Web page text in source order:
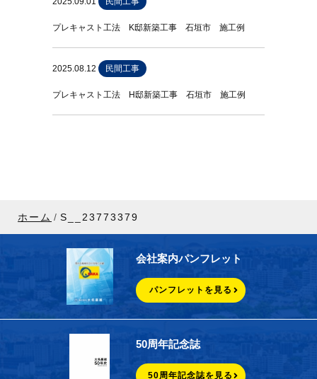
プレキャスト工法 K邸新築工事 石垣市 施工例
2025.08.12 民間工事
プレキャスト工法 H邸新築工事 石垣市 施工例
ホーム S__23773379
会社案内パンフレット
パンフレットを見る
50周年記念誌
50周年記念誌を見る